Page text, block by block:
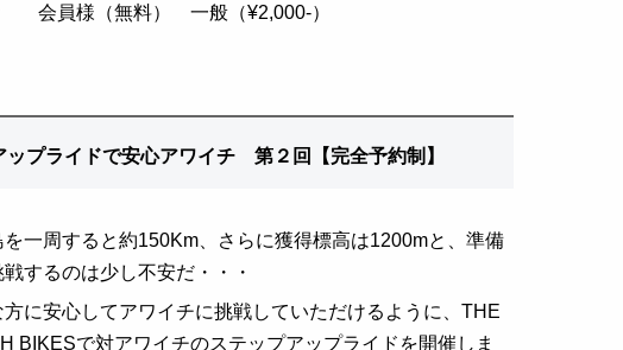
会員様（無料） 一般（¥2,000-）
ップライドで安心アワイチ 第２回【完全予約制】
を一周すると約150Km、さらに獲得標高は1200mと、準備
戦するのは少し不安だ・・・
方に安心してアワイチに挑戦していただけるように、THE
BIKESで対アワイチのステップアップライドを開催しま